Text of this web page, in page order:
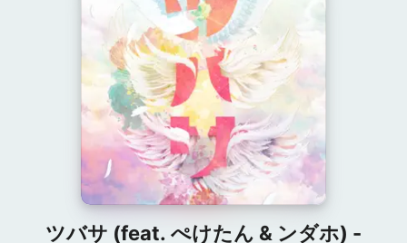
Apple Musicをインストール
ツバサ (feat. ぺけたん & ンダホ) -